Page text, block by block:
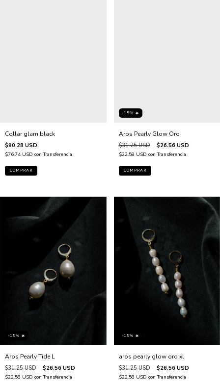
Collar glam black
$90.28 USD
$76.74 USD con Transferencia
-15% 🔥
Aros Pearly Glow Oro
$31.25 USD $26.56 USD
$22.58 USD con Transferencia
-15% 🔥
Aros Pearly Tide L
$31.25 USD $26.56 USD
$22.58 USD con Transferencia
-15% 🔥
aros pearly glow oro xl
$31.25 USD $26.56 USD
$22.58 USD con Transferencia